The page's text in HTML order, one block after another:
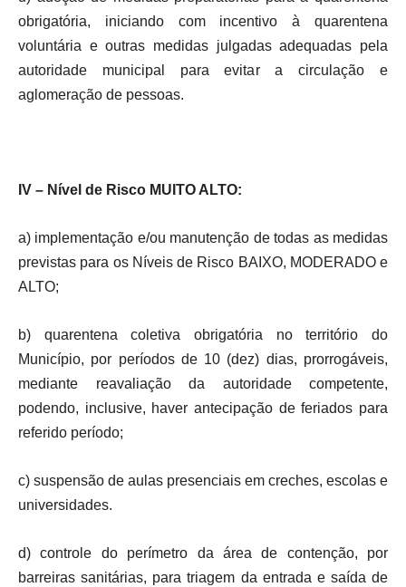
obrigatória, iniciando com incentivo à quarentena
voluntária e outras medidas julgadas adequadas pela
autoridade municipal para evitar a circulação e
aglomeração de pessoas.
IV – Nível de Risco MUITO ALTO:
a) implementação e/ou manutenção de todas as medidas
previstas para os Níveis de Risco BAIXO, MODERADO e
ALTO;
b) quarentena coletiva obrigatória no território do
Município, por períodos de 10 (dez) dias, prorrogáveis,
mediante reavaliação da autoridade competente,
podendo, inclusive, haver antecipação de feriados para
referido período;
c) suspensão de aulas presenciais em creches, escolas e
universidades.
d) controle do perímetro da área de contenção, por
barreiras sanitárias, para triagem da entrada e saída de